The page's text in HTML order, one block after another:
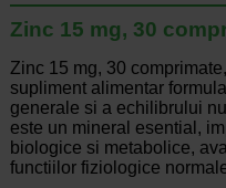
Zinc 15 mg, 30
Zinc 15 mg, 30
supliment alimentar
generale si a echilibrului
este un mineral esential,
biologice si metabolice,
functiilor fiziologice